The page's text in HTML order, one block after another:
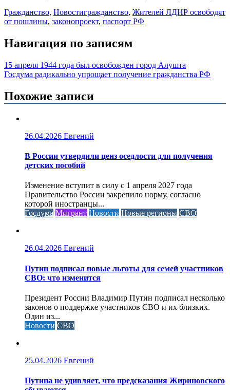
Гражданство, Новостигражданство, Жителей ЛДНР освободят
от пошлины, законопроект, паспорт РФ
Навигация по записям
15 апреля 1944 года был освобожден город Алушта
Госдума радикально упрощает получение гражданства РФ
Похожие записи
26.04.2026 Евгений
В России утвердили ценз оседлости для получения
детских пособий
Изменение вступит в силу с 1 апреля 2027 года
Правительство России закрепило норму, согласно
которой иностранцы...
Госдума Мигрант Новости Новые регионы СВО
26.04.2026 Евгений
Путин подписал новые льготы для семей участников
СВО: что изменится
Президент России Владимир Путин подписал несколько
законов о поддержке участников СВО и их близких.
Один из...
Новости СВО
25.04.2026 Евгений
Путина не удивляет, что предсказания Жириновского